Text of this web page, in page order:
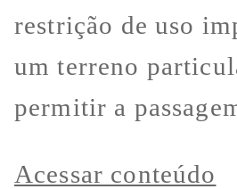
restrição de uso
um terreno
permitir a
Acessar conteúdo